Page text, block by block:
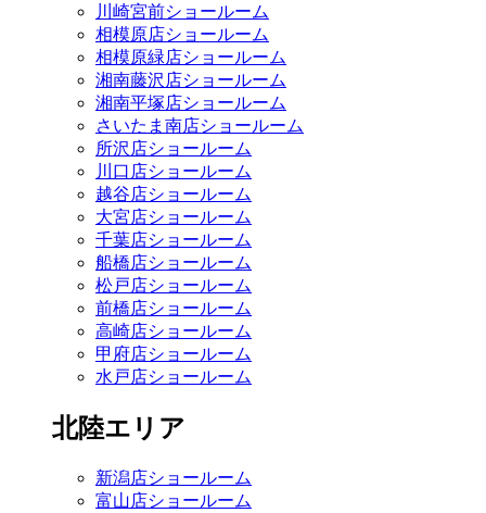
川崎宮前ショールーム
相模原店ショールーム
相模原緑店ショールーム
湘南藤沢店ショールーム
湘南平塚店ショールーム
さいたま南店ショールーム
所沢店ショールーム
川口店ショールーム
越谷店ショールーム
大宮店ショールーム
千葉店ショールーム
船橋店ショールーム
松戸店ショールーム
前橋店ショールーム
高崎店ショールーム
甲府店ショールーム
水戸店ショールーム
北陸エリア
新潟店ショールーム
富山店ショールーム